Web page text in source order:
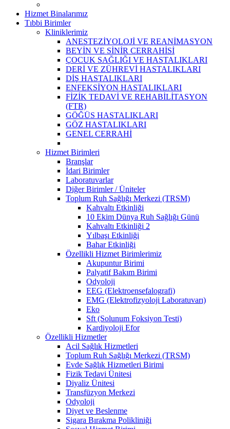
Hizmet Binalarımız
Tıbbi Birimler
Kliniklerimiz
ANESTEZİYOLOJİ VE REANİMASYON
BEYİN VE SİNİR CERRAHİSİ
ÇOCUK SAĞLIĞI VE HASTALIKLARI
DERİ VE ZÜHREVİ HASTALIKLARI
DİŞ HASTALIKLARI
ENFEKSİYON HASTALIKLARI
FİZİK TEDAVİ VE REHABİLİTASYON
(FTR)
GÖĞÜS HASTALIKLARI
GÖZ HASTALIKLARI
GENEL CERRAHİ
Hizmet Birimleri
Branşlar
İdari Birimler
Laboratuvarlar
Diğer Birimler / Üniteler
Toplum Ruh Sağlığı Merkezi (TRSM)
Kahvaltı Etkinliği
10 Ekim Dünya Ruh Sağlığı Günü
Kahvaltı Etkinliği 2
Yılbaşı Etkinliği
Bahar Etkinliği
Özellikli Hizmet Birimlerimiz
Akupuntur Birimi
Palyatif Bakım Birimi
Odyoloji
EEG (Elektroensefalografi)
EMG (Elektrofizyoloji Laboratuvarı)
Eko
Sft (Solunum Foksiyon Testi)
Kardiyoloji Efor
Özellikli Hizmetler
Acil Sağlık Hizmetleri
Toplum Ruh Sağlığı Merkezi (TRSM)
Evde Sağlık Hizmetleri Birimi
Fizik Tedavi Ünitesi
Diyaliz Ünitesi
Transfüzyon Merkezi
Odyoloji
Diyet ve Beslenme
Sigara Bırakma Polikliniği